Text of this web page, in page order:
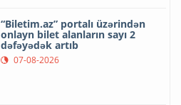
“Biletim.az” portalı üzərindən
onlayn bilet alanların sayı 2
dəfəyədək artıb
07-08-2026